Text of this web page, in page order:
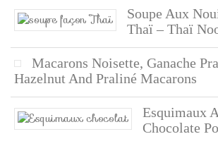
Soupe Aux
Thaï – Thaï
Macarons Noisette, Ganache
Hazelnut And Praliné Macarons
Esquimaux
Chocolate